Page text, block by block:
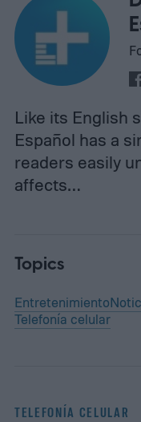
Like its English
Español has a
readers easily
affects…
Topics
Entretenimiento
Telefonía celular
TELEFONÍA CELULAR